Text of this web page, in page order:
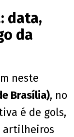
data,
da
neste
Brasília), no
é de gols,
artilheiros